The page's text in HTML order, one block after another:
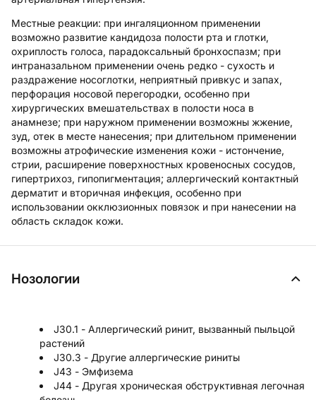
Местные реакции: при ингаляционном применении
возможно развитие кандидоза полости рта и глотки,
охриплость голоса, парадоксальный бронхоспазм; при
интраназальном применении очень редко - сухость и
раздражение носоглотки, неприятный привкус и запах,
перфорация носовой перегородки, особенно при
хирургических вмешательствах в полости носа в
анамнезе; при наружном применении возможны жжение,
зуд, отек в месте нанесения; при длительном применении
возможны атрофические изменения кожи - истончение,
стрии, расширение поверхностных кровеносных сосудов,
гипертрихоз, гипопигментация; аллергический контактный
дерматит и вторичная инфекция, особенно при
использовании окклюзионных повязок и при нанесении на
область складок кожи.
Нозологии
J30.1 - Аллергический ринит, вызванный пыльцой
растений
J30.3 - Другие аллергические риниты
J43 - Эмфизема
J44 - Другая хроническая обструктивная легочная